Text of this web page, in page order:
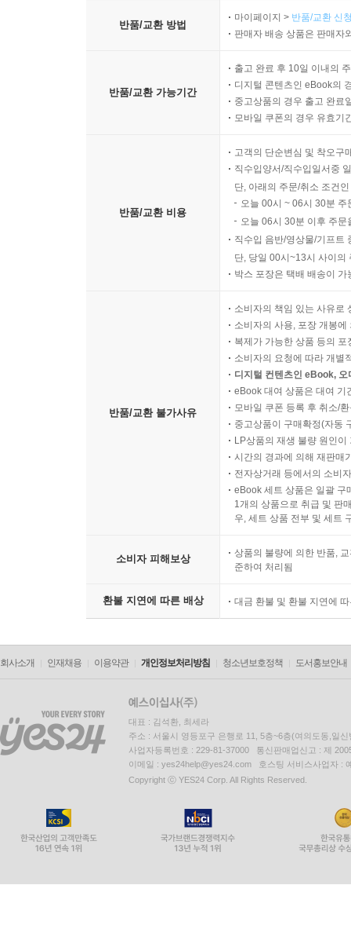
반품/교환 방법
마이페이지 > 반품/교환 신
판매자 배송 상품은 판매자
반품/교환 가능기간
출고 완료 후 10일 이내의
디지털 콘텐츠인 eBook의
중고상품의 경우 출고 완료
모바일 쿠폰의 경우 유효기
반품/교환 비용
고객의 단순변심 및 착오구
직수입양서/직수입일서중
단, 아래의 주문/취소 조건
오늘 00시 ~ 06시 30분
오늘 06시 30분 이후 주
직수입 음반/영상물/기프트
단, 당일 00시~13시 사이의
박스 포장은 택배 배송이
반품/교환 불가사유
소비자의 책임 있는 사유로
소비자의 사용, 포장 개봉
복제가 가능한 상품 등의
소비자의 요청에 따라 개별
디지털 컨텐츠인 eBook,
eBook 대여 상품은 대여 기
모바일 쿠폰 등록 후 취소/
중고상품이 구매확정(자동
LP상품의 재생 불량 원인
시간의 경과에 의해 재판매
전자상거래 등에서의 소비
eBook 세트 상품은 일괄 구
1개의 상품으로 취급 및 판
우, 세트 상품 전부 및 세트
소비자 피해보상
상품의 불량에 의한 반품,
준하여 처리됨
환불 지연에 따른 배상 대금 환불 및 환불 지연에
회사소개 인재채용 이용약관 개인정보처리방침 청소년보호정책 도서홍보안내
대표 : 김석환, 최세라
주소 : 서울시 영등포구 은행로 11, 5층~6층(여의도동,일신
사업자등록번호 : 229-81-37000 통신판매업신고 : 제
이메일 : yes24help@yes24.com 호스팅 서비스사업자 :
Copyright ⓒ YES24 Corp. All Rights Reserved.